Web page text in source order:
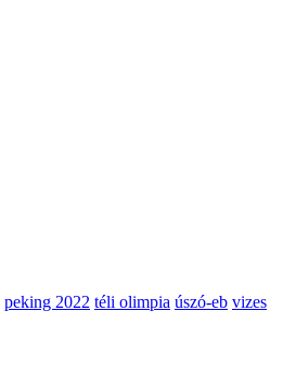
peking 2022 téli olimpia úszó-eb vizes